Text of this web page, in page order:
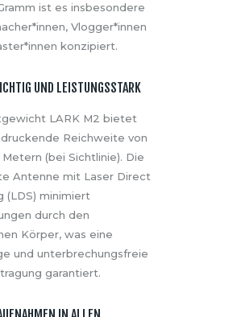
ist es insbesondere
Vlogger*innen
konzipiert.
UND LEISTUNGSSTARK
LARK M2 bietet
Reichweite von
(bei Sichtlinie). Die
Antenne mit Laser Direct
(LDS) minimiert
durch den
Körper, was eine
und unterbrechungsfreie
garantiert.